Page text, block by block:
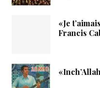
«Je
Francis